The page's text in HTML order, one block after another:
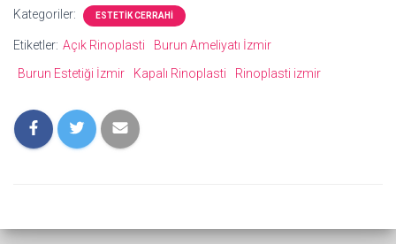
Kategoriler: ESTETIK CERRAHI
Etiketler: Açık Rinoplasti
Burun Ameliyatı İzmir
Burun Estetiği İzmir
Kapalı Rinoplasti Rinoplasti izmir